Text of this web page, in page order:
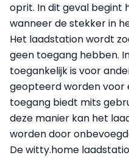
oprit. In dit geval begint
wanneer de stekker in
Het laadstation wordt
geen toegang hebben.
toegankelijk is voor
geopteerd worden voor
toegang biedt mits
deze manier kan het
worden door
De witty.home